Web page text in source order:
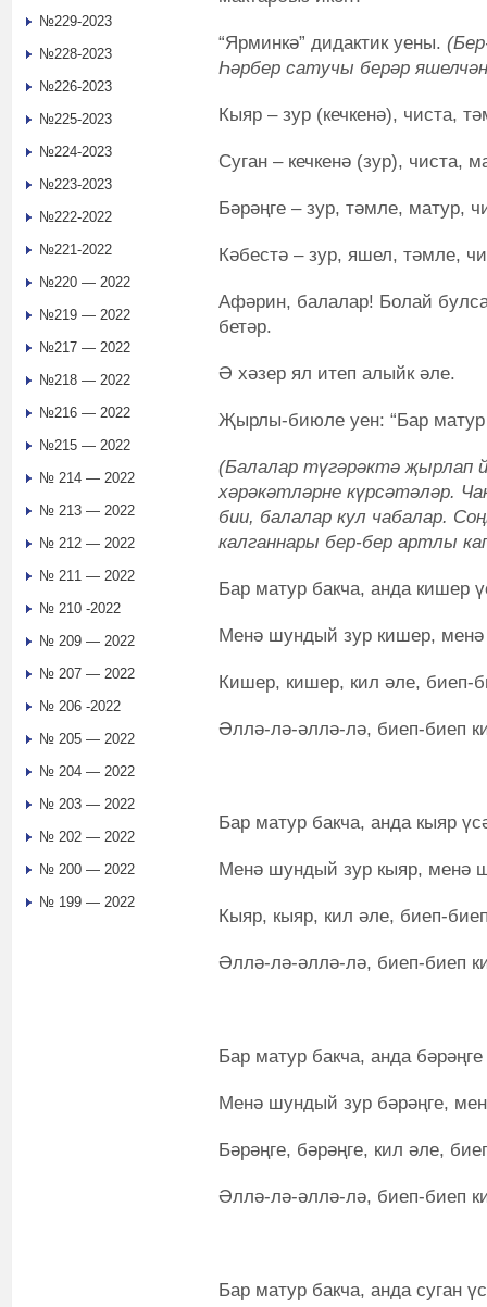
“Ярминкә” дидактик уены.
Һәрбер сатучы берәр
Кыяр – зур (кечкенә), чиста,
Суган – кечкенә (зур), чиста,
Бәрәңге – зур, тәмле, матур,
Кәбестә – зур, яшел, тәмле,
Афәрин, балалар! Болай
бетәр.
Ә хәзер ял итеп алыйк әле.
Җырлы-биюле уен: “Бар матур
(Балалар түгәрәктә җырлап
хәрәкәтләрне күрсәтәләр.
бии, балалар кул чабалар.
калганнары бер-бер артлы
Бар матур бакча, анда кишер
Менә шундый зур кишер, менә
Кишер, кишер, кил әле, биеп-
Әллә-лә-әллә-лә, биеп-биеп
Бар матур бакча, анда кыяр
Менә шундый зур кыяр, менә
Кыяр, кыяр, кил әле, биеп-
Әллә-лә-әллә-лә, биеп-биеп
Бар матур бакча, анда
Менә шундый зур бәрәңге,
Бәрәңге, бәрәңге, кил әле,
Әллә-лә-әллә-лә, биеп-биеп
Бар матур бакча, анда суган
№229-2023
№228-2023
№226-2023
№225-2023
№224-2023
№223-2023
№222-2022
№221-2022
№220 — 2022
№219 — 2022
№217 — 2022
№218 — 2022
№216 — 2022
№215 — 2022
№ 214 — 2022
№ 213 — 2022
№ 212 — 2022
№ 211 — 2022
№ 210 -2022
№ 209 — 2022
№ 207 — 2022
№ 206 -2022
№ 205 — 2022
№ 204 — 2022
№ 203 — 2022
№ 202 — 2022
№ 200 — 2022
№ 199 — 2022